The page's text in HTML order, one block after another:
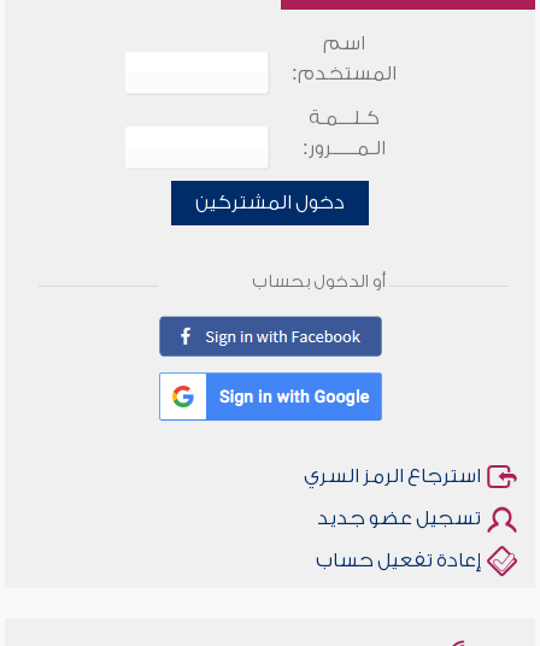
اسم
المستخدم:
كـلـــمـة
الـمـــــرور:
دخول المشتركين
أو الدخول بحساب
استرجاع الرمز السري
تسجيل عضو جديد
إعادة تفعيل حساب